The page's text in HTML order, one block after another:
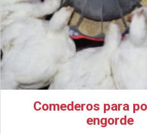
Comederos para
engorde